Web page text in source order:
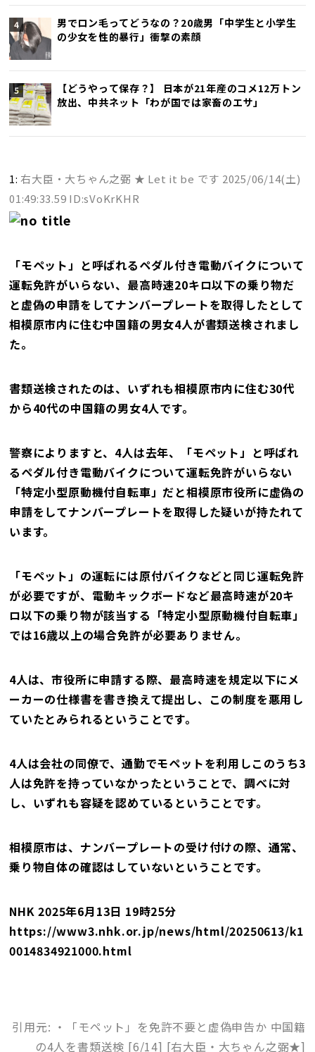
男でロン毛ってどうなの？20歳男「中学生と小学生
の少女を性的暴行」衝撃の素顔
【どうやって保存？】 日本が21年産のコメ12万トン
放出、中共ネット「わが国では家畜のエサ」
1:右大臣・大ちゃん之弼 ★ Let it be です 2025/06/14(土)
01:49:33.59 ID:sVoKrKHR
「モペット」と呼ばれるペダル付き電動バイクについて
運転免許がいらない、最高時速20キロ以下の乗り物だ
と虚偽の申請をしてナンバープレートを取得したとして
相模原市内に住む中国籍の男女4人が書類送検されまし
た。
書類送検されたのは、いずれも相模原市内に住む30代
から40代の中国籍の男女4人です。
警察によりますと、4人は去年、「モペット」と呼ばれ
るペダル付き電動バイクについて運転免許がいらない
「特定小型原動機付自転車」だと相模原市役所に虚偽の
申請をしてナンバープレートを取得した疑いが持たれて
います。
「モペット」の運転には原付バイクなどと同じ運転免許
が必要ですが、電動キックボードなど最高時速が20キ
ロ以下の乗り物が該当する「特定小型原動機付自転車」
では16歳以上の場合免許が必要ありません。
4人は、市役所に申請する際、最高時速を規定以下にメ
ーカーの仕様書を書き換えて提出し、この制度を悪用し
ていたとみられるということです。
4人は会社の同僚で、通勤でモペットを利用しこのうち3
人は免許を持っていなかったということで、調べに対
し、いずれも容疑を認めているということです。
相模原市は、ナンバープレートの受け付けの際、通常、
乗り物自体の確認はしていないということです。
NHK 2025年6月13日 19時25分
https://www3.nhk.or.jp/news/html/20250613/k1
0014834921000.html
引用元: ・「モペット」を免許不要と虚偽申告か 中国籍
の4人を書類送検 [6/14] [右大臣・大ちゃん之弼★]